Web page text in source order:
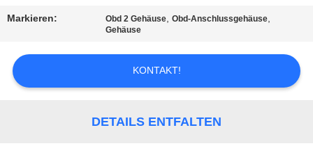
VERBINDUNG
FORDERN
Markieren: Obd 2 Gehäuse,Obd-Anschlussgehäuse,
Gehäuse
KONTAKT!
DETAILS ENTFALTEN